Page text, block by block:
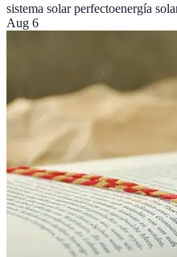
sistema solar perfectoenergía
Aug 6